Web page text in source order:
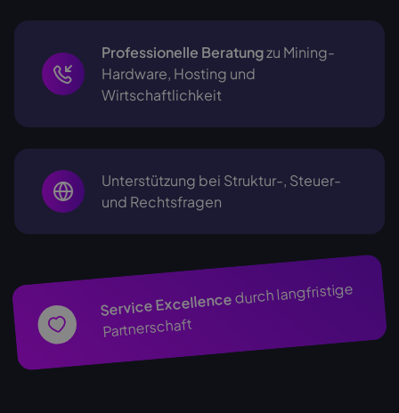
Professionelle Beratungzu Mining-
Hardware, Hosting und
Wirtschaftlichkeit
Unterstützung bei Struktur-, Steuer-
und Rechtsfragen
Service Excellencedurch langfristige
Partnerschaft